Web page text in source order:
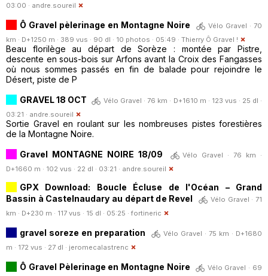
03:00 · andre.soureil
Ô Gravel pèlerinage en Montagne Noire
Vélo Gravel · 70
km · D+1250 m · 389 vus · 90 dl · 10 photos · 05:49 · Thierry Ô Gravel !
Beau florilège au départ de Sorèze : montée par Pistre,
descente en sous-bois sur Arfons avant la Croix des Fangasses
où nous sommes passés en fin de balade pour rejoindre le
Désert, piste de P
GRAVEL 18 OCT
Vélo Gravel · 76 km · D+1610 m · 123 vus · 25 dl ·
03:21 · andre.soureil
Sortie Gravel en roulant sur les nombreuses pistes forestières
de la Montagne Noire.
Gravel MONTAGNE NOIRE 18/09
Vélo Gravel · 76 km ·
D+1660 m · 102 vus · 22 dl · 03:21 · andre.soureil
GPX Download: Boucle Écluse de l'Océan – Grand
Bassin à Castelnaudary au départ de Revel
Vélo Gravel · 71
km · D+230 m · 117 vus · 15 dl · 05:25 · fortineric
gravel soreze en preparation
Vélo Gravel · 75 km · D+1680
m · 172 vus · 27 dl · jeromecalastrenc
Ô Gravel Pèlerinage en Montagne Noire
Vélo Gravel · 69